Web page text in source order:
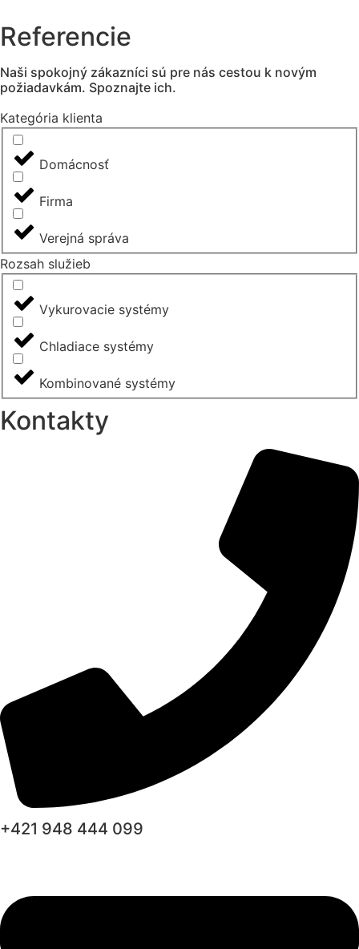
Referencie
Naši spokojný zákazníci sú pre nás cestou k novým
požiadavkám. Spoznajte ich.
Kategória klienta
Domácnosť
Firma
Verejná správa
Rozsah služieb
Vykurovacie systémy
Chladiace systémy
Kombinované systémy
Kontakty
+421 948 444 099